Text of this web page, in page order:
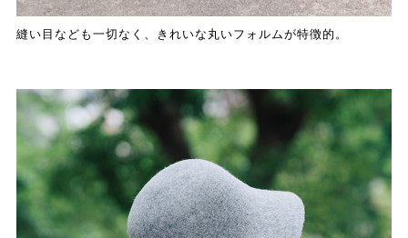
縫い目なども一切なく、きれいな丸いフォルムが特徴的。